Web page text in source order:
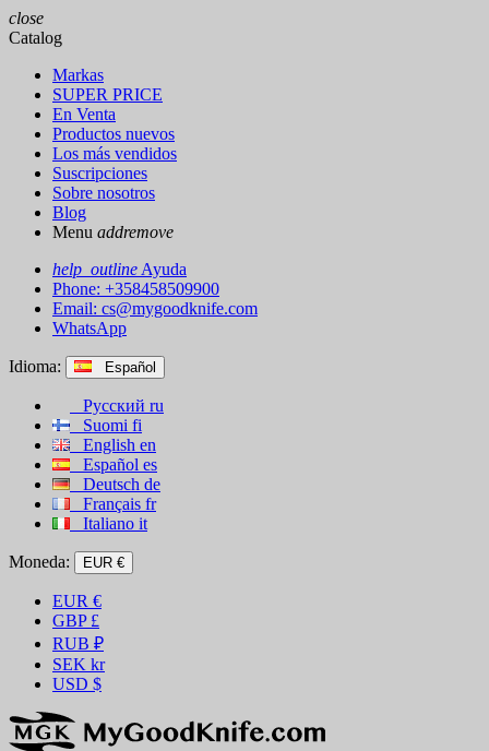
close
Catalog
Markas
SUPER PRICE
En Venta
Productos nuevos
Los más vendidos
Suscripciones
Sobre nosotros
Blog
Menu addremove
help_outline Ayuda
Phone: +358458509900
Email: cs@mygoodknife.com
WhatsApp
Idioma: Español
Русский ru
Suomi fi
English en
Español es
Deutsch de
Français fr
Italiano it
Moneda: EUR €
EUR €
GBP £
RUB ₽
SEK kr
USD $